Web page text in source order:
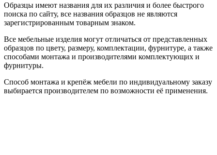
Образцы имеют названия для их различия и более быстрого
поиска по сайту, все названия образцов не являются
зарегистрированным товарным знаком.
Все мебельные изделия могут отличаться от представленных
образцов по цвету, размеру, комплектации, фурнитуре, а также
способами монтажа и производителями комплектующих и
фурнитуры.
Способ монтажа и крепёж мебели по индивидуальному заказу
выбирается производителем по возможности её применения.